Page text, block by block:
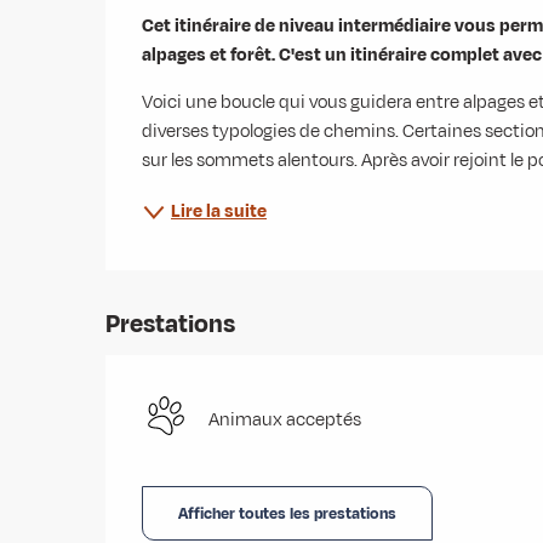
Cet itinéraire de niveau intermédiaire vous
alpages et forêt. C'est un itinéraire complet
Voici une boucle qui vous guidera entre
diverses typologies de chemins. Certaines
sur les sommets alentours. Après avoir rejoint le
Lire la suite
Prestations
Animaux acceptés
Afficher toutes les prestations